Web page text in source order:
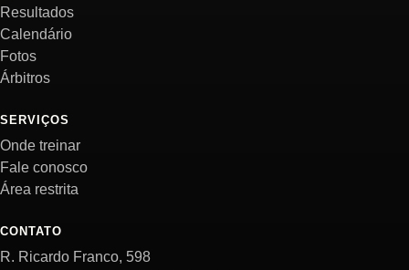
Resultados
Calendário
Fotos
Árbitros
SERVIÇOS
Onde treinar
Fale conosco
Área restrita
CONTATO
R. Ricardo Franco, 598